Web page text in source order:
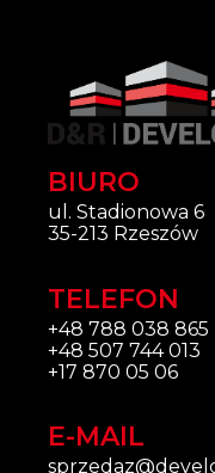
BIURO
ul. Stadionowa 6
35-213 Rzeszów
TELEFON
+48 788 038 865
+48 507 744 013
+17 870 05 06
E-MAIL